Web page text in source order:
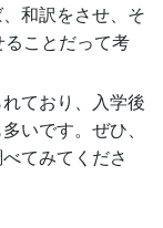
和訳をさせ、そ
ことだって考
ており、入学後
いです。ぜひ、
てみてくださ